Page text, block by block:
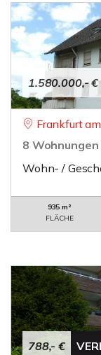
1.580.000,- €
Frankfurt
8
Wohn- /
935 m²
FLÄCHE
788,- €